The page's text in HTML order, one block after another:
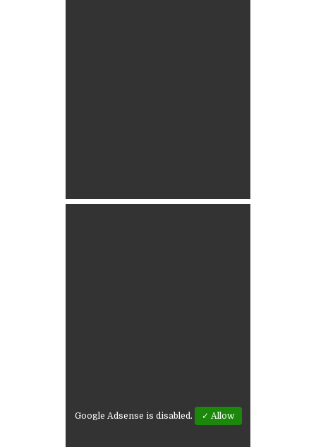
Google Adsense is disabled. ✓ Allow